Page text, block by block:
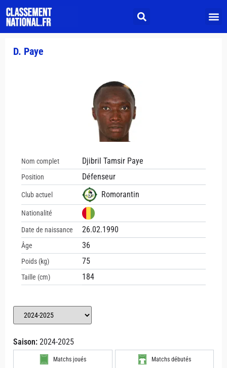
D. Paye
Nom complet Djibril Tamsir Paye
Position Défenseur
Club actuel Romorantin
Nationalité
Date de naissance 26.02.1990
Âge 36
Poids (kg) 75
Taille (cm) 184
Saison: 2024-2025
Matchs joués Matchs débutés